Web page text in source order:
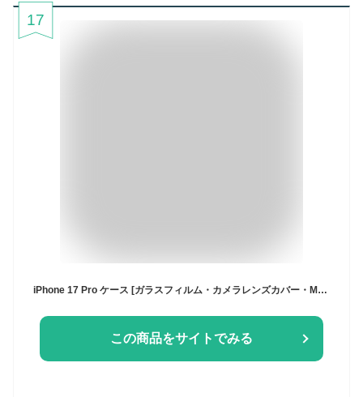
17
iPhone 17 Pro ケース [ガラスフィルム・カメラレンズカバー・MagSafe対応] いphone17pro ケース Hensinple 半透明 薄型 軽量 カメラ保護 全面保護 耐衝撃 アイフォン17プロカバー 指紋防止 マグネット搭載 マグセーフ対応 ストラップホール付き iPhone 17 Pro スマホケース 6.3インチ用 ピンク
この商品をサイトでみる